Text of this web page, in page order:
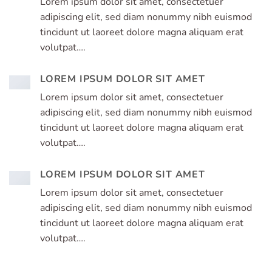
adipiscing elit, sed diam nonummy nibh euismod
tincidunt ut laoreet dolore magna aliquam erat
volutpat….
LOREM IPSUM DOLOR SIT AMET
Lorem ipsum dolor sit amet, consectetuer
adipiscing elit, sed diam nonummy nibh euismod
tincidunt ut laoreet dolore magna aliquam erat
volutpat….
LOREM IPSUM DOLOR SIT AMET
Lorem ipsum dolor sit amet, consectetuer
adipiscing elit, sed diam nonummy nibh euismod
tincidunt ut laoreet dolore magna aliquam erat
volutpat….